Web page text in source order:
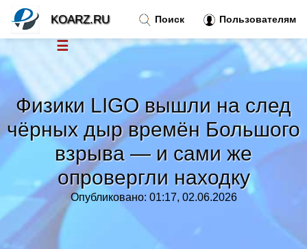
Физики LIGO вышли на след
чёрных дыр времён Большого
взрыва — и сами же
опровергли находку
Опубликовано: 01:17, 02.06.2026
Поиск Пользователям
KOARZ.RU
☰
Тренды новостей »
Рубрики»
Правила »